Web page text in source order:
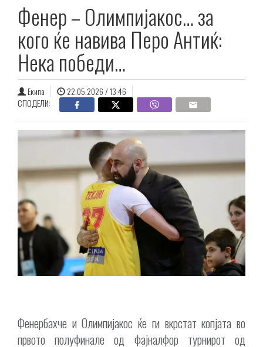
Фенер – Олимпијакос… за
кого ќе навива Перо Антиќ:
Нека победи…
Екипа
22.05.2026 / 13:46
СПОДЕЛИ:
Фенербахче и Олимпијакос ќе ги вкрстат копјата во
првото полуфинале од фајналфор турнирот од